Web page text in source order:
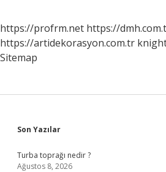
https://profrm.net https://
https://artidekorasyon.com.tr
Sitemap
Sidebar
Son Yazılar
Turba toprağı nedir ?
Ağustos 8, 2026